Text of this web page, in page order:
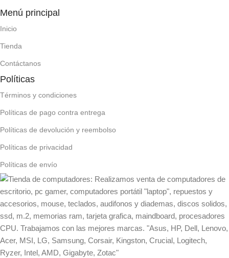
Menú principal
Inicio
Tienda
Contáctanos
Políticas
Términos y condiciones
Políticas de pago contra entrega
Políticas de devolución y reembolso
Políticas de privacidad
Políticas de envío